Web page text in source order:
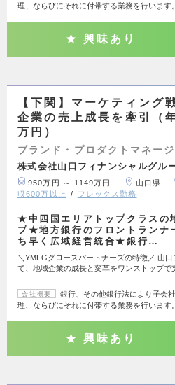
理、ならびにそれに付帯する業務を行います
興味あり
【下関】マーケティング
企業の売上成長を牽引（
万円）
ブランド・プロダクトマネー
株式会社山口フィナンシャルグル
950万円 ～ 1149万円 山口県
収600万以上
フレックス勤務
★中四国エリアトップクラスの
プ★地方銀行のフロントランナ
ち早く広域経営統合★銀行…
＼YMFGグロースパートナーズの特徴／ 山
て、地域企業の成長と変革をワンストップで
会社概要
銀行、その他銀行法により子会
理、ならびにそれに付帯する業務を行います
興味あり